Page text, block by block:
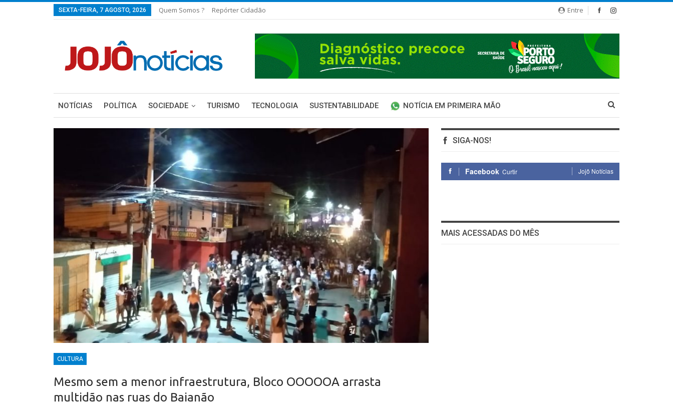
Entre
SEXTA-FEIRA, 7 AGOSTO, 2026 Quem Somos ? Repórter Cidadão
NOTÍCIAS POLÍTICA SOCIEDADE TURISMO TECNOLOGIA SUSTENTABILIDADE NOTÍCIA EM PRIMEIRA MÃO
CULTURA
Mesmo sem a menor infraestrutura, Bloco OOOOOA arrasta
multidão nas ruas do Baianão
SIGA-NOS!
Facebook Curtir Jojô Notícias
MAIS ACESSADAS DO MÊS